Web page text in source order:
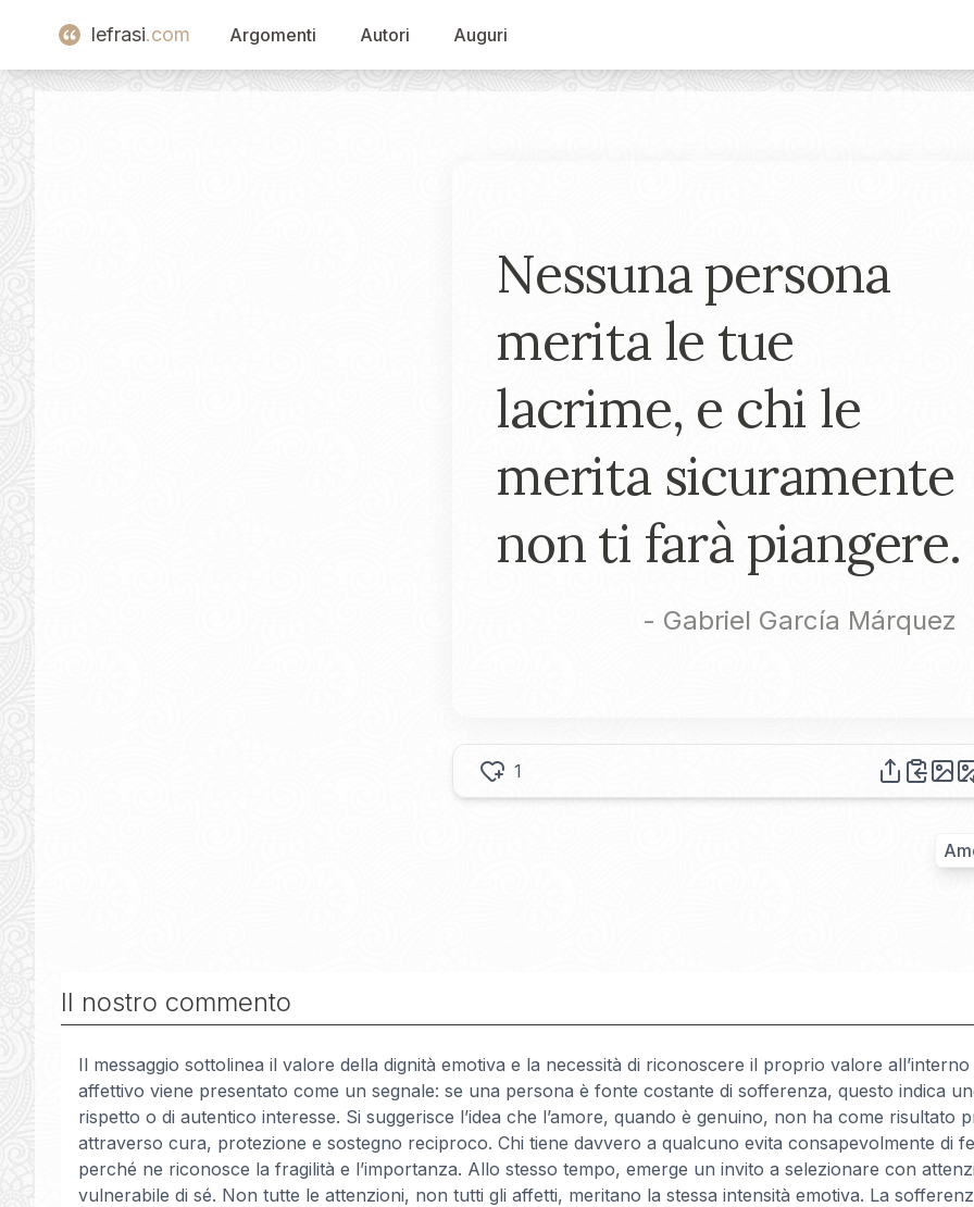
lefrasi.com Argomenti Autori Auguri
Nessuna persona
merita le tue
lacrime, e chi le
merita sicuramente
non ti farà piangere.
- Gabriel García Márquez
1
Il nostro commento
Il messaggio sottolinea il valore della dignità emotiva e la necessità di riconoscere il proprio valore
affettivo viene presentato come un segnale: se una persona è fonte costante di sofferenza, questo indica
rispetto o di autentico interesse. Si suggerisce l’idea che l’amore, quando è genuino, non ha come risultato
attraverso cura, protezione e sostegno reciproco. Chi tiene davvero a qualcuno evita consapevolmente di
perché ne riconosce la fragilità e l’importanza. Allo stesso tempo, emerge un invito a selezionare con
vulnerabile di sé. Non tutte le attenzioni, non tutti gli affetti, meritano la stessa intensità emotiva. La